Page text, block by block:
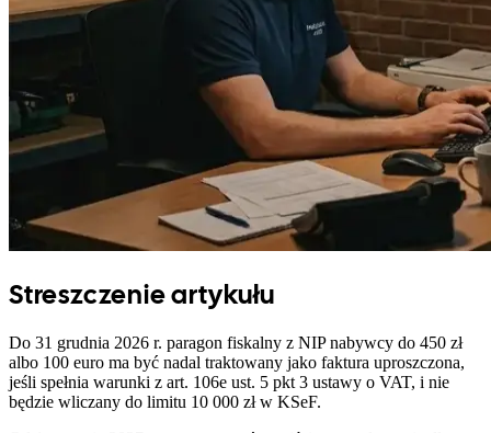
Streszczenie artykułu
Do 31 grudnia 2026 r. paragon fiskalny z NIP nabywcy do 450 zł
albo 100 euro ma być nadal traktowany jako faktura uproszczona,
jeśli spełnia warunki z art. 106e ust. 5 pkt 3 ustawy o VAT, i nie
będzie wliczany do limitu 10 000 zł w KSeF.